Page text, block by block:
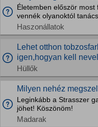
Életemben először
vennék olyanoktól
Haszonállatok
Lehet otthon
igen,hogyan kell
Hüllők
Milyen nehéz
Leginkább a Strasszer
jöhet! Köszönöm!
Madarak